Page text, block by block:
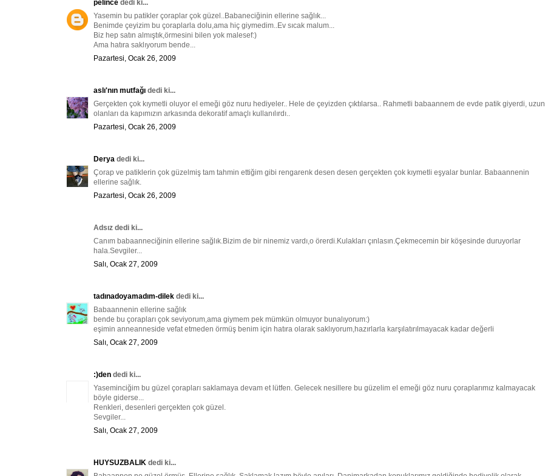
pelince dedi ki...
Yasemin bu patikler çoraplar çok güzel..Babaneciğinin ellerine sağlık...
Benimde çeyizim bu çoraplarla dolu,ama hiç giymedim..Ev sıcak malum...
Biz hep satın almıştık,örmesini bilen yok malesef:)
Ama hatıra saklıyorum bende...
Pazartesi, Ocak 26, 2009
aslı'nın mutfağı dedi ki...
Gerçekten çok kıymetli oluyor el emeği göz nuru hediyeler.. Hele de çeyizden çıktılarsa.. Rahmetli babaannem de evde patik giyerdi, uzun
olanları da kapımızın arkasında dekoratif amaçlı kullanılırdı..
Pazartesi, Ocak 26, 2009
Derya dedi ki...
Çorap ve patiklerin çok güzelmiş tam tahmin ettiğim gibi rengarenk desen desen gerçekten çok kıymetli eşyalar bunlar. Babaannenin
ellerine sağlık.
Pazartesi, Ocak 26, 2009
Adsız dedi ki...
Canım babaanneciğinin ellerine sağlık.Bizim de bir ninemiz vardı,o örerdi.Kulakları çınlasın.Çekmecemin bir köşesinde duruyorlar
hala.Sevgiler...
Salı, Ocak 27, 2009
tadınadoyamadım-dilek dedi ki...
Babaannenin ellerine sağlık
bende bu çorapları çok seviyorum,ama giymem pek mümkün olmuyor bunalıyorum:)
eşimin anneanneside vefat etmeden örmüş benim için hatıra olarak saklıyorum,hazırlarla karşılatırılmayacak kadar değerli
Salı, Ocak 27, 2009
:)den dedi ki...
Yaseminciğim bu güzel çorapları saklamaya devam et lütfen. Gelecek nesillere bu güzelim el emeği göz nuru çoraplarımız kalmayacak
böyle giderse...
Renkleri, desenleri gerçekten çok güzel.
Sevgiler...
Salı, Ocak 27, 2009
HUYSUZBALIK dedi ki...